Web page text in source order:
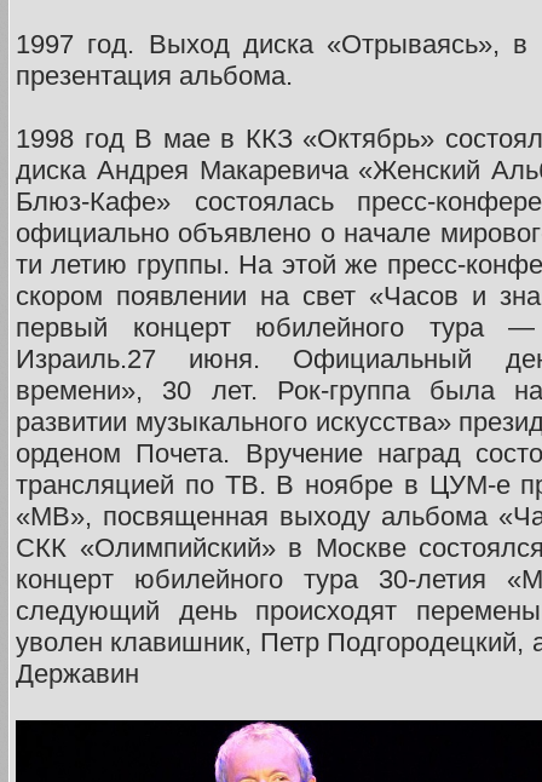
1997 год. Выход диска «Отрываясь», в
презентация альбома.
1998 год В мае в ККЗ «Октябрь»
диска Андрея Макаревича «Женский
Блюз-Кафе» состоялась пресс-
официально объявлено о начале
ти летию группы. На этой же пресс-
скором появлении на свет «Часов и
первый концерт юбилейного тура
Израиль.27 июня. Официальный
времени», 30 лет. Рок-группа была
развитии музыкального искусства»
орденом Почета. Вручение наград
трансляцией по ТВ. В ноябре в ЦУМ-е
«МВ», посвященная выходу альбома
СКК «Олимпийский» в Москве
концерт юбилейного тура 30-летия
следующий день происходят
уволен клавишник, Петр Подгородецкий,
Державин